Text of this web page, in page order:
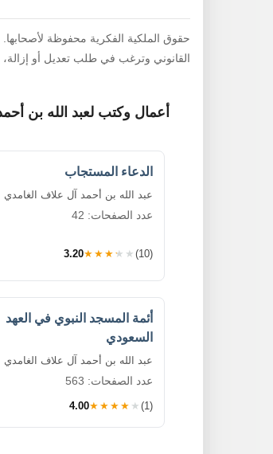
حقوق الملكية الفكرية محفوظة
القانوني وترغب في طلب تعديل أو
أعمال وكتب لعبد الله بن
الدعاء المستجاب
عبد الله بن أحمد آل علاف الغامدي
عدد الصفحات: 42
3.20★★★★★ (10)
أئمة المسجد النبوي في العهد
السعودي
عبد الله بن أحمد آل علاف الغامدي
عدد الصفحات: 563
4.00★★★★★ (1)